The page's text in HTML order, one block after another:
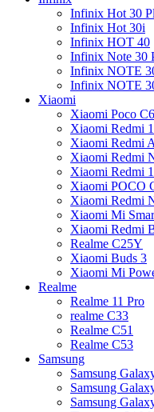
Infinix Hot 30
Infinix Hot 30i
Infinix HOT 40
Infinix Note 30
Infinix NOTE
Infinix NOTE
Xiaomi
Xiaomi Poco
Xiaomi Redmi
Xiaomi Redmi
Xiaomi Redmi
Xiaomi Redmi
Xiaomi POCO
Xiaomi Redmi
Xiaomi Mi
Xiaomi Redmi
Realme C25Y
Xiaomi Buds 3
Xiaomi Mi
Realme
Realme 11 Pro
realme C33
Realme C51
Realme C53
Samsung
Samsung
Samsung
Samsung